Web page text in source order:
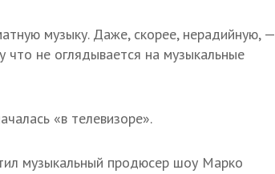
музыку. Даже, скорее, нерадийную, —
не оглядывается на музыкальные
«в телевизоре».
музыкальный продюсер шоу Марко